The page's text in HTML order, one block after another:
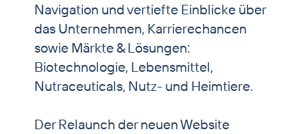
Navigation und vertiefte Einblicke über
das Unternehmen, Karrierechancen
sowie Märkte & Lösungen:
Biotechnologie, Lebensmittel,
Nutraceuticals, Nutz- und Heimtiere.
Der Relaunch der neuen Website